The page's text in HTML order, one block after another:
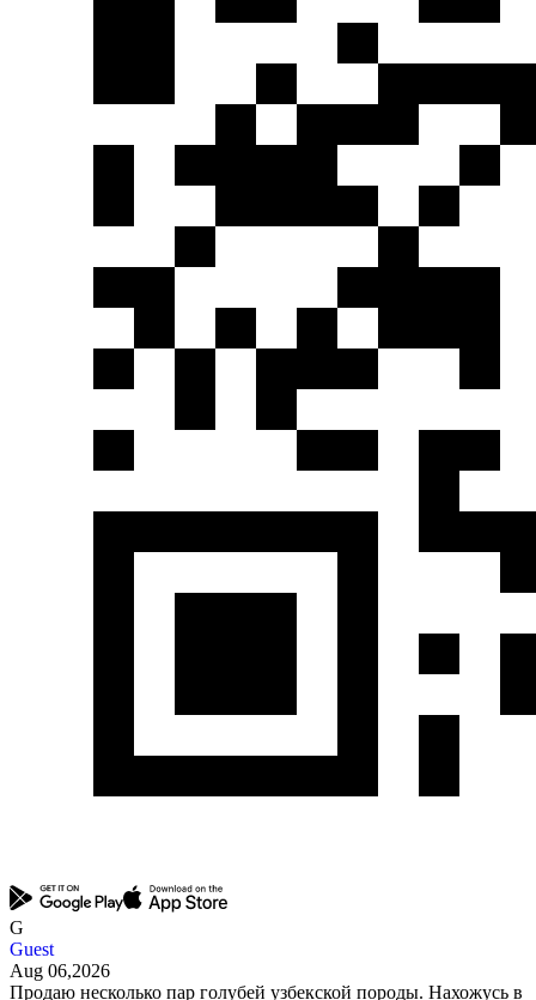
G
Guest
Aug 06,2026
Продаю несколько пар голубей узбекской породы. Нахожусь в